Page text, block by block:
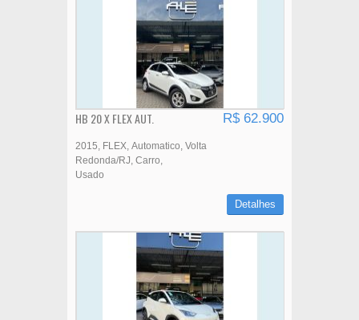
HB 20 X FLEX AUT. R$ 62.900
2015 FLEX Automatico Volta
Redonda/RJ Carro
Usado
Detalhes